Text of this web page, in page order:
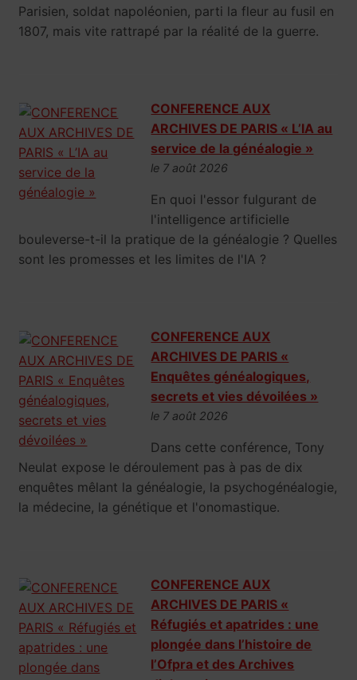
Parisien, soldat napoléonien, parti la fleur au fusil en
1807, mais vite rattrapé par la réalité de la guerre.
CONFERENCE AUX
ARCHIVES DE PARIS « L’IA au
service de la généalogie »
le 7 août 2026
En quoi l'essor fulgurant de
l'intelligence artificielle
bouleverse-t-il la pratique de la généalogie ? Quelles
sont les promesses et les limites de l'IA ?
CONFERENCE AUX
ARCHIVES DE PARIS «
Enquêtes généalogiques,
secrets et vies dévoilées »
le 7 août 2026
Dans cette conférence, Tony
Neulat expose le déroulement pas à pas de dix
enquêtes mêlant la généalogie, la psychogénéalogie,
la médecine, la génétique et l'onomastique.
CONFERENCE AUX
ARCHIVES DE PARIS «
Réfugiés et apatrides : une
plongée dans l’histoire de
l’Ofpra et des Archives